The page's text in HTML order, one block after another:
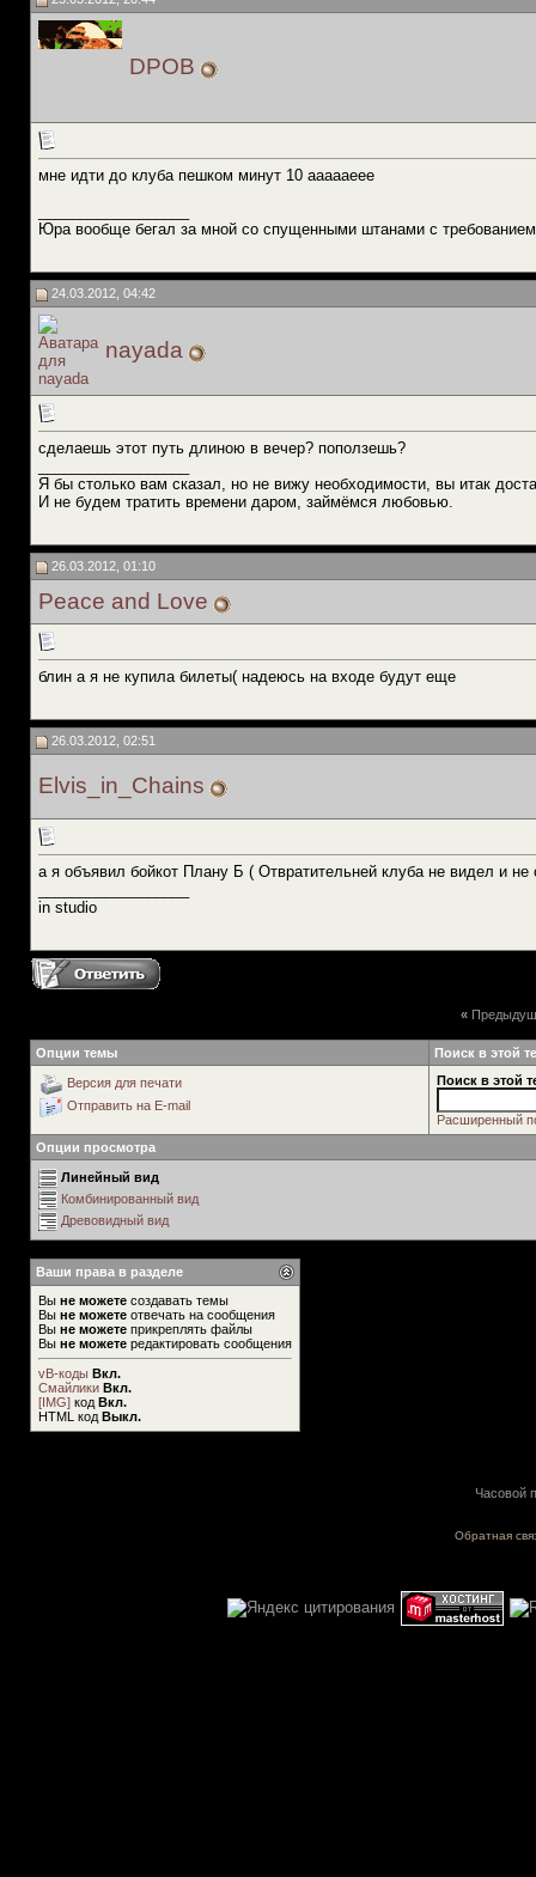
DPOB
мне идти до клуба пешком минут 10 аааааеее
Юра вообще бегал за мной со спущенными штанами с
24.03.2012, 04:42
nayada
сделаешь этот путь длиною в вечер? поползешь?
Я бы столько вам сказал, но не вижу необходимости, вы итак
И не будем тратить времени даром, займёмся любовью.
26.03.2012, 01:10
Peace and Love
блин а я не купила билеты( надеюсь на входе будут еще
26.03.2012, 02:51
Elvis_in_Chains
а я объявил бойкот Плану Б ( Отвратительней клуба не видел и
in studio
«
Опции темы Поиск в этой
Версия для печати
Отправить на E-mail
Поиск в этой
Расширенный
Опции просмотра
Линейный вид
Комбинированный вид
Древовидный вид
Ваши права в разделе
Вы не можете создавать темы
Вы не можете отвечать на сообщения
Вы не можете прикреплять файлы
Вы не можете редактировать сообщения
vB-коды Вкл.
Смайлики Вкл.
[IMG] код Вкл.
HTML код Выкл.
Часовой
Обратная